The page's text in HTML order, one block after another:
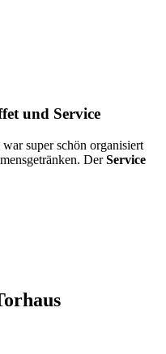
und Service
super schön organisiert
DerService